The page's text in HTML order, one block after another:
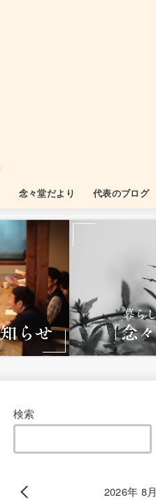
念々堂だより 代表のブログ
検索
2026年 8月